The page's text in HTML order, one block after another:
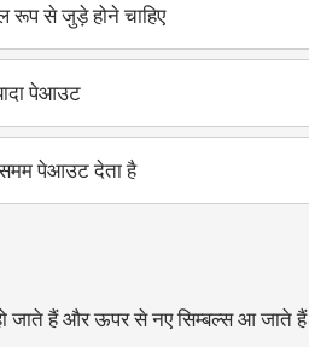
रूप से जुड़े होने चाहिए
पेआउट
पेआउट देता है
जाते हैं और ऊपर से नए सिम्बल्स आ